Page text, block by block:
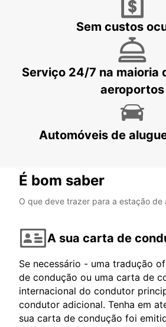
BLED - SLOVENIA
LJUBLJANA DOWNTOWN
LJUBLJANA - SLOVENIA
Sem custos
Serviço 24/7 na maioria
aeroportos
Automóveis de
É bom saber
O que deve trazer para a estação de
A sua carta de
Se necessário - uma tradução
de condução ou uma carta de
internacional do condutor
condutor adicional. Tenha em
sua carta de condução foi